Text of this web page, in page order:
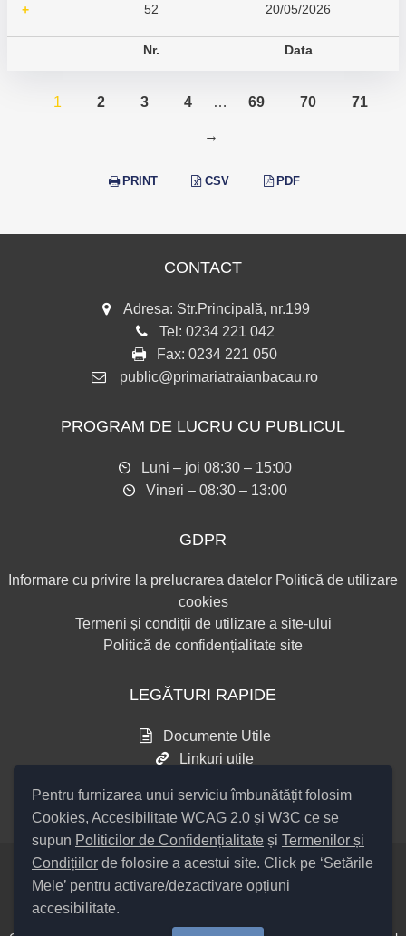
Pentru furnizarea unui serviciu îmbunătățit folosim
Cookies, Accesibilitate WCAG 2.0 și W3C ce se
supun Politicilor de Confidențialitate și Termenilor și
Condițiilor de folosire a acestui site. Click pe ‘Setările
Mele’ pentru activare/dezactivare opțiuni
accesibilitate.
+ 52 20/05/2026
Nr. Data
1 2 3 4 … 69 70 71
→
PRINT CSV PDF
CONTACT
Adresa: Str.Principală, nr.199
Tel: 0234 221 042
Fax: 0234 221 050
public@primariatraianbacau.ro
PROGRAM DE LUCRU CU PUBLICUL
Luni – joi 08:30 – 15:00
Vineri – 08:30 – 13:00
GDPR
Informare cu privire la prelucrarea datelor Politică de utilizare
cookies
Termeni și condiții de utilizare a site-ului
Politică de confidențialitate site
LEGĂTURI RAPIDE
Documente Utile
Linkuri utile
Setări Cookies și Accesibilitate